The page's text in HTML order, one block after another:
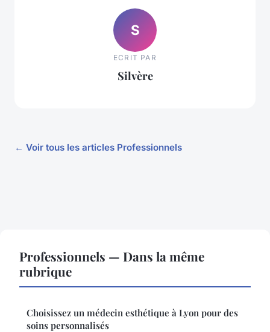
S
ECRIT PAR
Silvère
← Voir tous les articles Professionnels
Professionnels — Dans la même
rubrique
Choisissez un médecin esthétique à Lyon pour des
soins personnalisés